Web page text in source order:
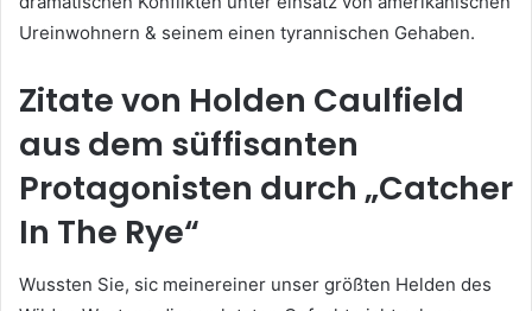
Ureinwohnern & seinem einen tyrannischen Gehaben.
Zitate von Holden Caulfield
aus dem süffisanten
Protagonisten durch „Catcher
In The Rye“
Wussten Sie, sic meinereiner unser größten Helden des